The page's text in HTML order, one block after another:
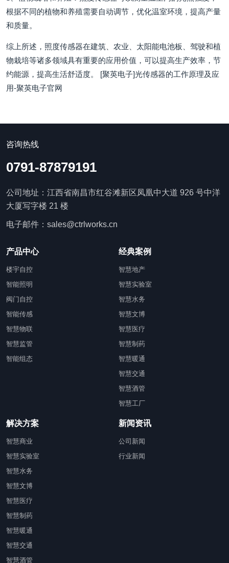
根据不同的植物和养殖需要自动调节，优化温室环境，提高产量
和质量。
综上所述，照度传感器在建筑、农业、太阳能电池板、驾驶和植
物栽培等诸多领域具有重要的应用价值，可以提高生产效率，节
约能源，提高生活舒适度。 [聚英电子]光传感器的工作原理及应
用-聚英电子官网
咨询热线
0791-87879191
公司地址：江西省南昌市红谷滩新区凤凰中大道 926 号中洋
大厦写字楼 21 楼
电子邮件：sales@ctrlworks.cn
产品中心
楼宇自控
智能照明
阀门自控
智能传感
智慧物联
智慧监管
智能组态
经典案例
智慧地产
智慧实验室
智慧水务
智慧文博
智慧医疗
智慧制药
智慧暖通
智慧交通
智慧酒管
智慧工厂
解决方案
智慧商业
智慧实验室
智慧水务
智慧文博
智慧医疗
智慧制药
智慧暖通
智慧交通
智慧酒管
新闻资讯
公司新闻
行业新闻